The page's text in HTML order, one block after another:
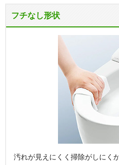
フチなし形状
汚れが見えにくく掃除がしにく